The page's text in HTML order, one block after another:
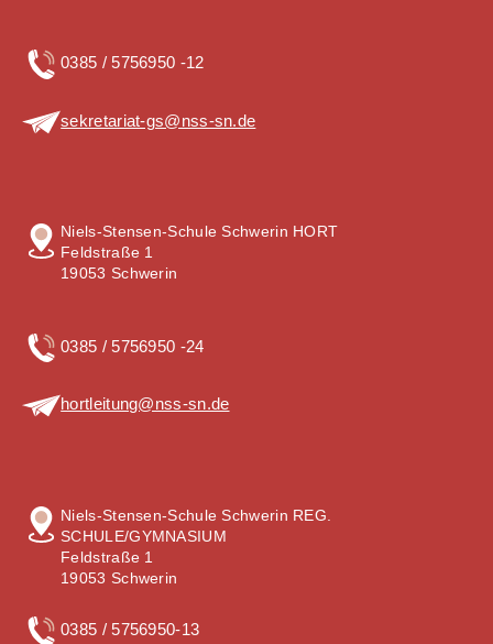
0385 / 5756950 -12
sekretariat-gs@nss-sn.de
Niels-Stensen-Schule Schwerin HORT
Feldstraße 1
19053 Schwerin
0385 / 5756950 -24
hortleitung@nss-sn.de
Niels-Stensen-Schule Schwerin REG.
SCHULE/GYMNASIUM
Feldstraße 1
19053 Schwerin
0385 / 5756950-13